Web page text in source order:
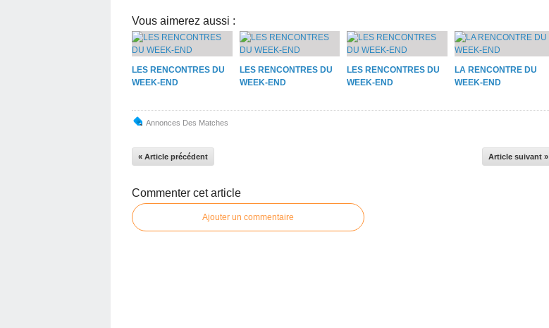
Vous aimerez aussi :
LES RENCONTRES DU
WEEK-END
LES RENCONTRES DU
WEEK-END
LES RENCONTRES DU
WEEK-END
LA RENCONTRE DU
WEEK-END
Annonces Des Matches
« Article précédent Article suivant »
Commenter cet article
Ajouter un commentaire